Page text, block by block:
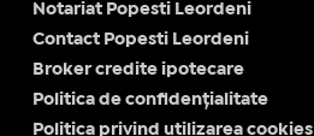
Notariat Popesti Leordeni
Contact Popesti Leordeni
Broker credite ipotecare
Politica de confidențialitate
Politica privind utilizarea cookies